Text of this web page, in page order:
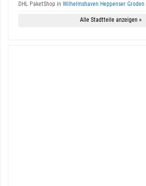
DHL PaketShop in Wilhelmshaven Heppenser Groden
Alle Stadtteile anzeigen »